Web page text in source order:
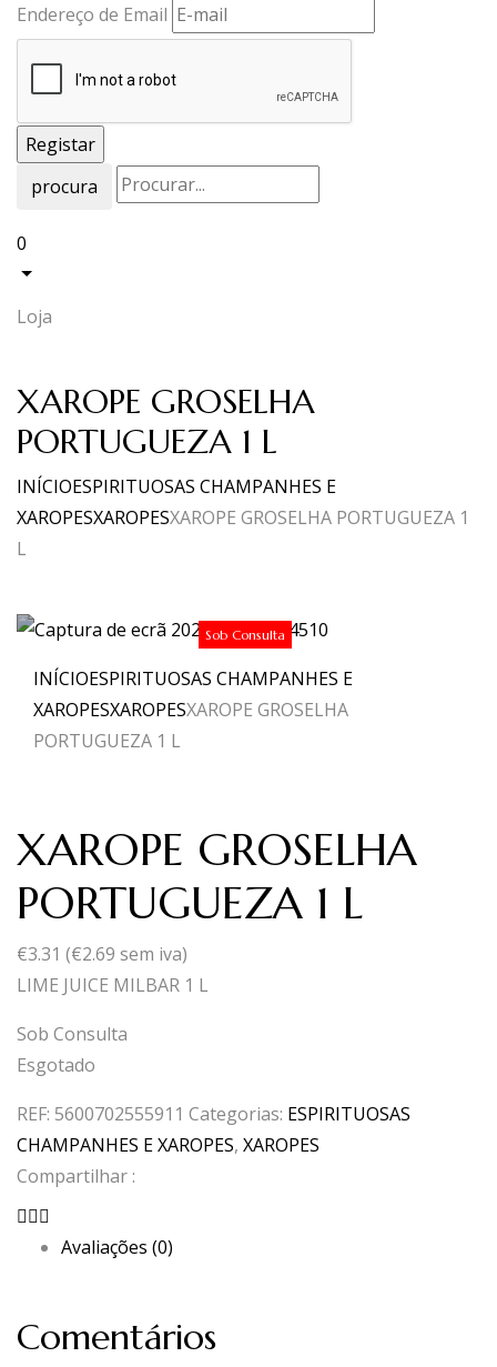
Endereço de Email
procura
0
Loja
XAROPE GROSELHA
PORTUGUEZA 1 L
INÍCIOESPIRITUOSAS CHAMPANHES E
XAROPESXAROPESXAROPE GROSELHA PORTUGUEZA 1
L
Sob Consulta
INÍCIOESPIRITUOSAS CHAMPANHES E
XAROPESXAROPESXAROPE GROSELHA
PORTUGUEZA 1 L
XAROPE GROSELHA
PORTUGUEZA 1 L
€3.31 (€2.69 sem iva)
LIME JUICE MILBAR 1 L
Sob Consulta
Esgotado
REF: 5600702555911 Categorias: ESPIRITUOSAS
CHAMPANHES E XAROPES, XAROPES
Compartilhar :
Avaliações (0)
Comentários